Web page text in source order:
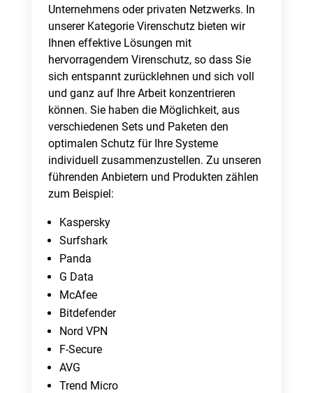
Unternehmens oder privaten Netzwerks. In
unserer Kategorie Virenschutz bieten wir
Ihnen effektive Lösungen mit
hervorragendem Virenschutz, so dass Sie
sich entspannt zurücklehnen und sich voll
und ganz auf Ihre Arbeit konzentrieren
können. Sie haben die Möglichkeit, aus
verschiedenen Sets und Paketen den
optimalen Schutz für Ihre Systeme
individuell zusammenzustellen. Zu unseren
führenden Anbietern und Produkten zählen
zum Beispiel:
Kaspersky
Surfshark
Panda
G Data
McAfee
Bitdefender
Nord VPN
F-Secure
AVG
Trend Micro